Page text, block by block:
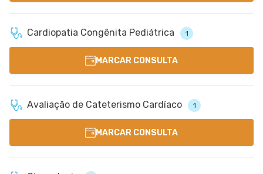
Cardiopatia Congênita Pediátrica 1
MARCAR CONSULTA
Avaliação de Cateterismo Cardíaco 1
MARCAR CONSULTA